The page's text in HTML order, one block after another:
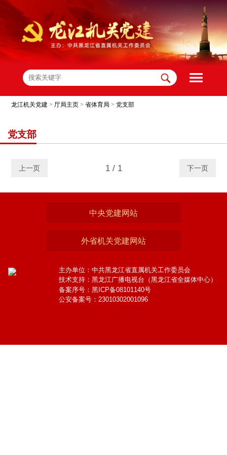
龙江机关党建 > 厅局主页 >省体育局 >党支部
党支部
上一页 1 / 1 下一页
中央党建网站
外省机关党建网站
主办单位：中共黑龙江省直属机关工作委员会
技术支持：黑龙江广播电视台（黑龙江省全媒体中心）
备案序号：黑ICP备08101140号
公安备案号：23010302001096